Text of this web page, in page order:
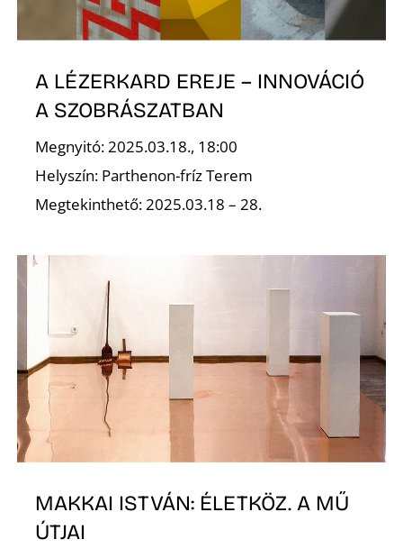
A LÉZERKARD EREJE – INNOVÁCIÓ
A SZOBRÁSZATBAN
Megnyitó: 2025.03.18., 18:00
Helyszín: Parthenon-fríz Terem
Megtekinthető: 2025.03.18 – 28.
MAKKAI ISTVÁN: ÉLETKÖZ. A MŰ
ÚTJAI